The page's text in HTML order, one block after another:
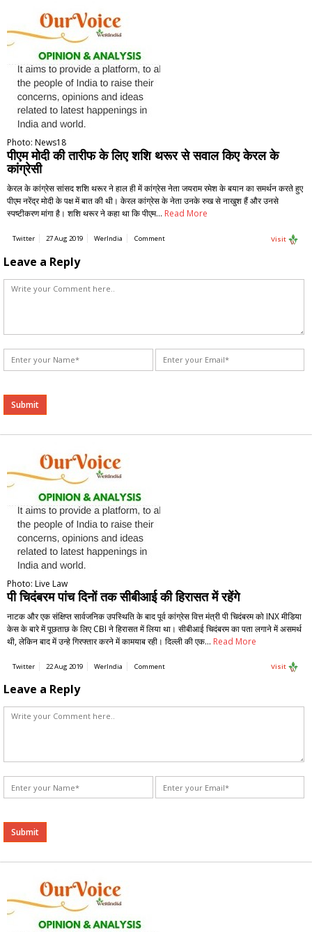
Photo: News18
पीएम मोदी की तारीफ के लिए शशि थरूर से सवाल किए केरल के
कांग्रेसी
केरल के कांग्रेस सांसद शशि थरूर ने हाल ही में कांग्रेस नेता जयराम रमेश के बयान का समर्थन करते हुए
पीएम नरेंद्र मोदी के पक्ष में बात की थी। केरल कांग्रेस के नेता उनके रुख से नाखुश हैं और उनसे
स्पष्टीकरण मांगा है। शशि थरूर ने कहा था कि पीएम… Read More
Twitter 27 Aug 2019 WerIndia Comment Visit
Leave a Reply
Alternative:
Photo: Live Law
पी चिदंबरम पांच दिनों तक सीबीआई की हिरासत में रहेंगे
नाटक और एक संक्षिप्त सार्वजनिक उपस्थिति के बाद पूर्व कांग्रेस वित्त मंत्री पी चिदंबरम को INX मीडिया
केस के बारे में पूछताछ के लिए CBI ने हिरासत में लिया था। सीबीआई चिदंबरम का पता लगाने में असमर्थ
थी, लेकिन बाद में उन्हे गिरफ्तार करने में कामयाब रही। दिल्ली की एक… Read More
Twitter 22 Aug 2019 WerIndia Comment Visit
Leave a Reply
Alternative: